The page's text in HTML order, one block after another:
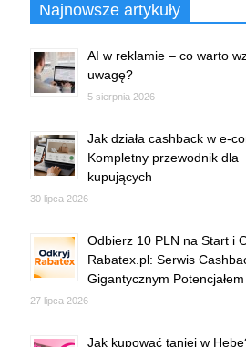
Najnowsze artykuły
AI w reklamie – co warto
uwagę?
5 sierpnia 2026
Jak działa cashback w e-
Kompletny przewodnik dla
kupujących
30 lipca 2026
Odbierz 10 PLN na Start i
Rabatex.pl: Serwis
Gigantycznym Potencjałem
27 lipca 2026
Jak kupować taniej w